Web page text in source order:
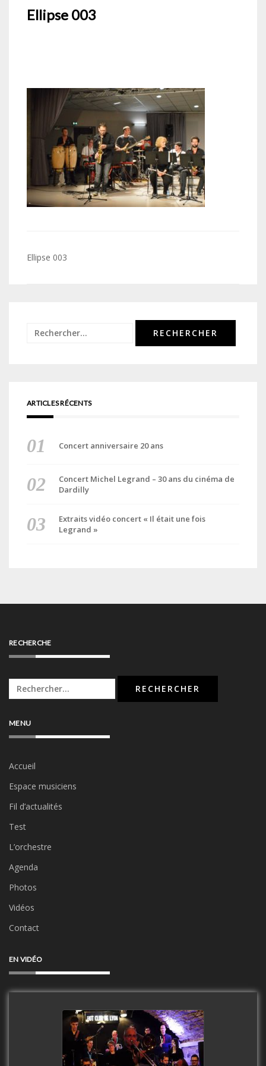
Ellipse 003
Navigation
Ellipse 003
Rechercher :
ARTICLES RÉCENTS
Concert anniversaire 20 ans
Concert Michel Legrand – 30 ans du cinéma de
Dardilly
Extraits vidéo concert « Il était une fois
Legrand »
RECHERCHE
Rechercher :
MENU
Accueil
Espace musiciens
Fil d’actualités
Test
L’orchestre
Agenda
Photos
Vidéos
Contact
EN VIDÉO
Clip Only Big Band 2019
watch video